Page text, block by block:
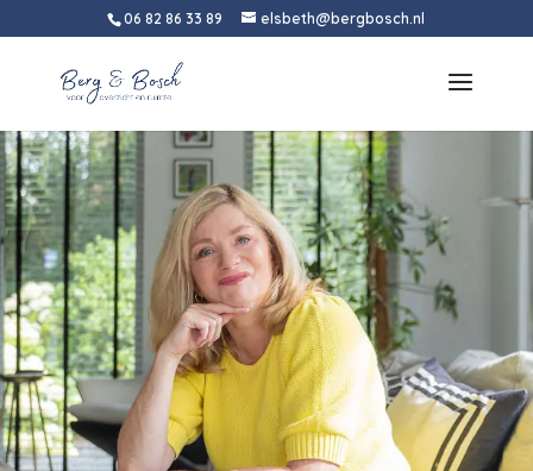
06 82 86 33 89 elsbeth@bergbosch.nl